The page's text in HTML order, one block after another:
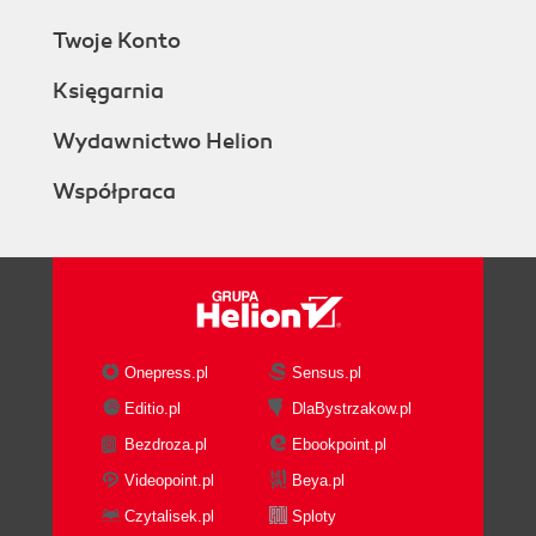
Twoje Konto
Księgarnia
Wydawnictwo Helion
Współpraca
Onepress.pl
Sensus.pl
Editio.pl
DlaBystrzakow.pl
Bezdroza.pl
Ebookpoint.pl
Videopoint.pl
Beya.pl
Czytalisek.pl
Sploty